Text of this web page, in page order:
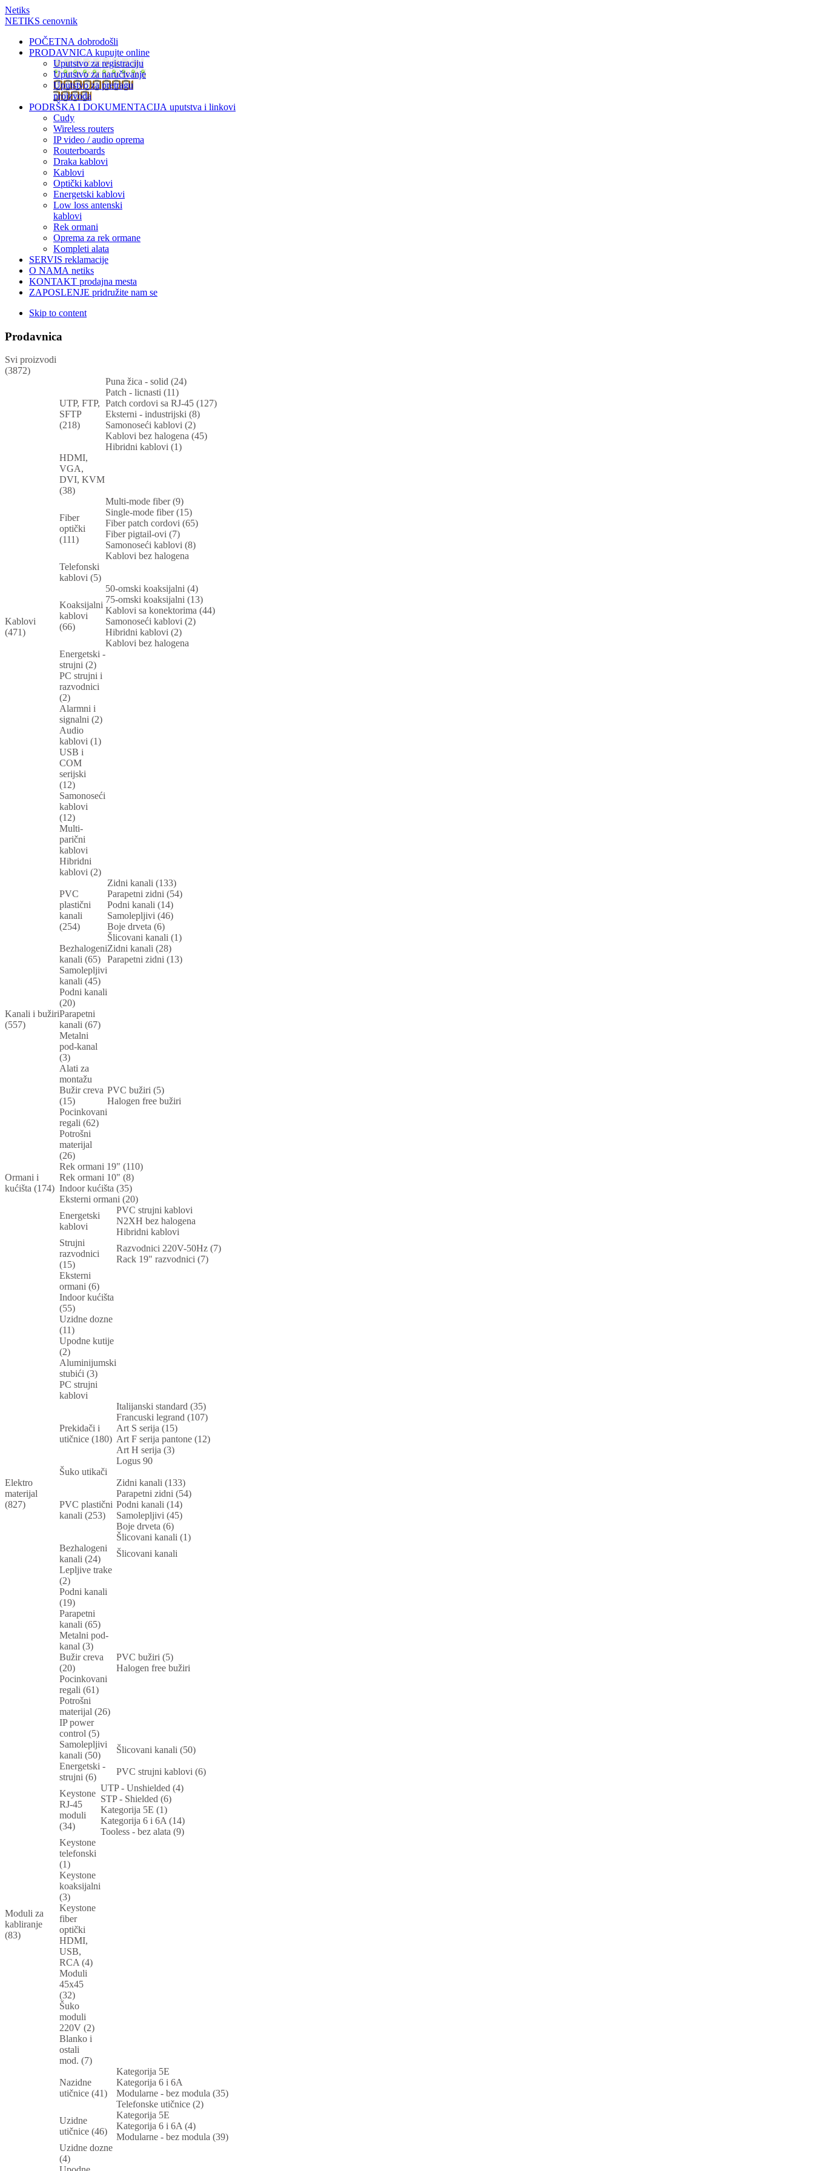
Netiks
NETIKS cenovnik
POČETNA dobrodošli
PRODAVNICA kupujte online
Uputstvo za registraciju
Uputstvo za naručivanje
Uputstvo za pretragu
proizvoda
PODRŠKA I DOKUMENTACIJA uputstva i linkovi
Cudy
Wireless routers
IP video / audio oprema
Routerboards
Draka kablovi
Kablovi
Optički kablovi
Energetski kablovi
Low loss antenski
kablovi
Rek ormani
Oprema za rek ormane
Kompleti alata
SERVIS reklamacije
O NAMA netiks
KONTAKT prodajna mesta
ZAPOSLENJE pridružite nam se
Skip to content
Prodavnica
Svi proizvodi
(3872)
Kablovi
(471)
UTP, FTP,
SFTP
(218)
Puna žica - solid (24)
Patch - licnasti (11)
Patch cordovi sa RJ-45 (127)
Eksterni - industrijski (8)
Samonoseći kablovi (2)
Kablovi bez halogena (45)
Hibridni kablovi (1)
HDMI,
VGA,
DVI, KVM
(38)
Fiber
optički
(111)
Multi-mode fiber (9)
Single-mode fiber (15)
Fiber patch cordovi (65)
Fiber pigtail-ovi (7)
Samonoseći kablovi (8)
Kablovi bez halogena
Telefonski
kablovi (5)
Koaksijalni
kablovi
(66)
50-omski koaksijalni (4)
75-omski koaksijalni (13)
Kablovi sa konektorima (44)
Samonoseći kablovi (2)
Hibridni kablovi (2)
Kablovi bez halogena
Energetski -
strujni (2)
PC strujni i
razvodnici
(2)
Alarmni i
signalni (2)
Audio
kablovi (1)
USB i
COM
serijski
(12)
Samonoseći
kablovi
(12)
Multi-
parični
kablovi
Hibridni
kablovi (2)
Kanali i bužiri
(557)
PVC
plastični
kanali
(254)
Zidni kanali (133)
Parapetni zidni (54)
Podni kanali (14)
Samolepljivi (46)
Boje drveta (6)
Šlicovani kanali (1)
Bezhalogeni
kanali (65)
Zidni kanali (28)
Parapetni zidni (13)
Samolepljivi
kanali (45)
Podni kanali
(20)
Parapetni
kanali (67)
Metalni
pod-kanal
(3)
Alati za
montažu
Bužir creva
(15)
PVC bužiri (5)
Halogen free bužiri
Pocinkovani
regali (62)
Potrošni
materijal
(26)
Ormani i
kućišta (174)
Rek ormani 19" (110)
Rek ormani 10" (8)
Indoor kućišta (35)
Eksterni ormani (20)
Elektro
materijal
(827)
Energetski
kablovi
PVC strujni kablovi
N2XH bez halogena
Hibridni kablovi
Strujni
razvodnici
(15)
Razvodnici 220V-50Hz (7)
Rack 19" razvodnici (7)
Eksterni
ormani (6)
Indoor kućišta
(55)
Uzidne dozne
(11)
Upodne kutije
(2)
Aluminijumski
stubići (3)
PC strujni
kablovi
Prekidači i
utičnice (180)
Italijanski standard (35)
Francuski legrand (107)
Art S serija (15)
Art F serija pantone (12)
Art H serija (3)
Logus 90
Šuko utikači
PVC plastični
kanali (253)
Zidni kanali (133)
Parapetni zidni (54)
Podni kanali (14)
Samolepljivi (45)
Boje drveta (6)
Šlicovani kanali (1)
Bezhalogeni
kanali (24)
Šlicovani kanali
Lepljive trake
(2)
Podni kanali
(19)
Parapetni
kanali (65)
Metalni pod-
kanal (3)
Bužir creva
(20)
PVC bužiri (5)
Halogen free bužiri
Pocinkovani
regali (61)
Potrošni
materijal (26)
IP power
control (5)
Samolepljivi
kanali (50)
Šlicovani kanali (50)
Energetski -
strujni (6)
PVC strujni kablovi (6)
Moduli za
kabliranje
(83)
Keystone
RJ-45
moduli
(34)
UTP - Unshielded (4)
STP - Shielded (6)
Kategorija 5E (1)
Kategorija 6 i 6A (14)
Tooless - bez alata (9)
Keystone
telefonski
(1)
Keystone
koaksijalni
(3)
Keystone
fiber
optički
HDMI,
USB,
RCA (4)
Moduli
45x45
(32)
Šuko
moduli
220V (2)
Blanko i
ostali
mod. (7)
Nazidne
utičnice (41)
Kategorija 5E
Kategorija 6 i 6A
Modularne - bez modula (35)
Telefonske utičnice (2)
Uzidne
utičnice (46)
Kategorija 5E
Kategorija 6 i 6A (4)
Modularne - bez modula (39)
Uzidne dozne
(4)